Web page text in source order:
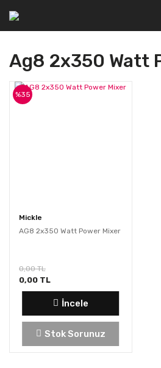
Ag8 2x350 Watt
Mickle
AG8 2x350 Watt Power Mixer
%35
0,00 TL
0,00 TL
İncele
Stok Sorunuz